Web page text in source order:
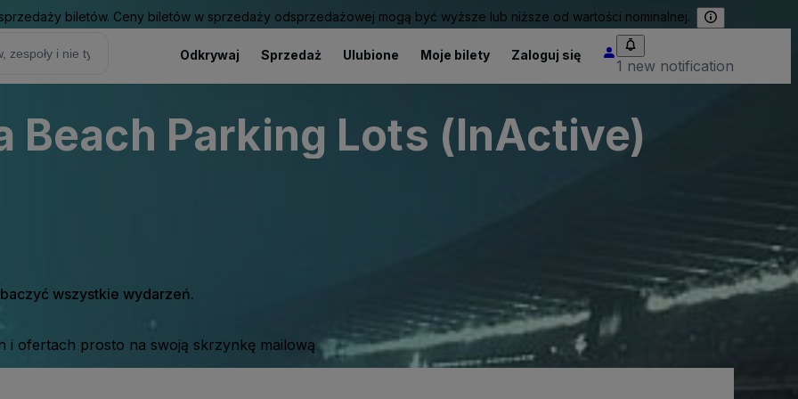
biletów. Ceny biletów w sprzedaży odsprzedażowej mogą być wyższe lub niższe od wartości nominalnej.
Odkrywaj Sprzedaż Ulubione Moje bilety Zaloguj się
1 new notification
Beach Parking Lots (InActive)
wszystkie wydarzeń.
ofertach prosto na swoją skrzynkę mailową